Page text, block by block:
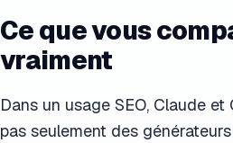
Ce que vous
vraiment
Dans un usage SEO, Claude
pas seulement des